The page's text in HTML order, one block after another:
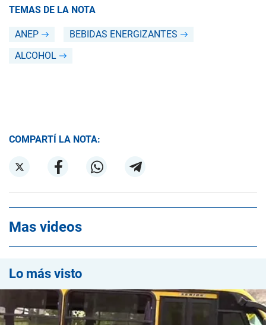
TEMAS DE LA NOTA
ANEP
BEBIDAS ENERGIZANTES
ALCOHOL
COMPARTÍ LA NOTA:
Mas videos
Lo más visto